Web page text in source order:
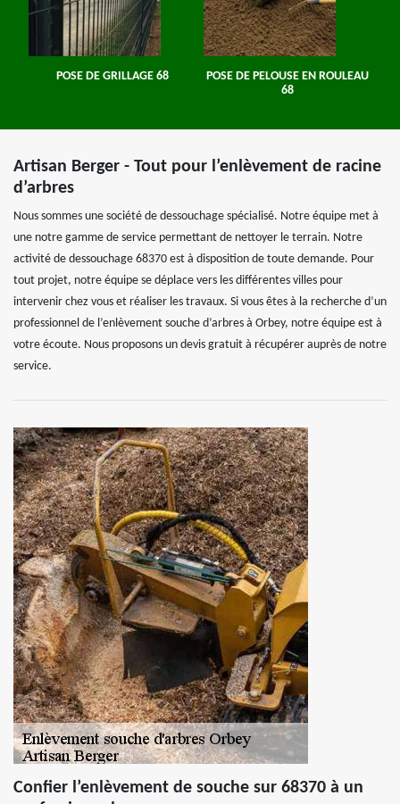
POSE DE GRILLAGE 68
POSE DE PELOUSE EN ROULEAU
68
Artisan Berger - Tout pour l’enlèvement de racine
d’arbres
Nous sommes une société de dessouchage spécialisé. Notre équipe met à
une notre gamme de service permettant de nettoyer le terrain. Notre
activité de dessouchage 68370 est à disposition de toute demande. Pour
tout projet, notre équipe se déplace vers les différentes villes pour
intervenir chez vous et réaliser les travaux. Si vous êtes à la recherche d’un
professionnel de l’enlèvement souche d’arbres à Orbey, notre équipe est à
votre écoute. Nous proposons un devis gratuit à récupérer auprès de notre
service.
Confier l’enlèvement de souche sur 68370 à un